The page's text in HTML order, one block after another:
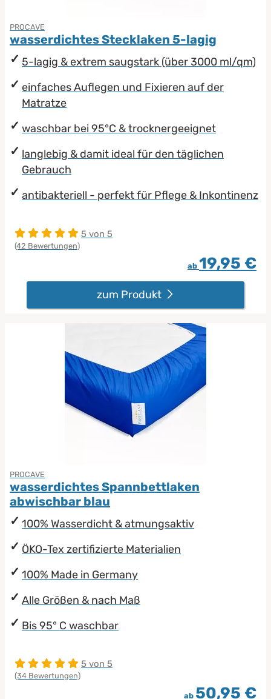
PROCAVE
wasserdichtes Stecklaken 5-lagig
5-lagig & extrem saugstark (über 3000 ml/qm)
einfaches Auflegen und Fixieren auf der
Matratze
waschbar bei 95°C & trocknergeeignet
langlebig & damit ideal für den täglichen
Gebrauch
antibakteriell - perfekt für Pflege & Inkontinenz
5 von 5
(42 Bewertungen)
ab 19,95 €
zum Produkt
PROCAVE
wasserdichtes Spannbettlaken
abwischbar blau
100% Wasserdicht & atmungsaktiv
ÖKO-Tex zertifizierte Materialien
100% Made in Germany
Alle Größen & nach Maß
Bis 95° C waschbar
5 von 5
(34 Bewertungen)
ab 50,95 €